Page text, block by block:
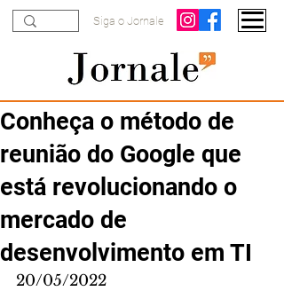
Siga o Jornale
Conheça o método de
reunião do Google que
está revolucionando o
mercado de
desenvolvimento em TI
20/05/2022